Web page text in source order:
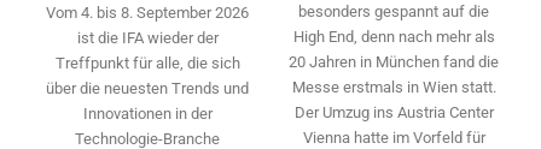
Vom 4. bis 8. September 2026
ist die IFA wieder der
Treffpunkt für alle, die sich
über die neuesten Trends und
Innovationen in der
Technologie-­Branche
besonders gespannt auf die
High End, denn nach mehr als
20 Jahren in München fand die
Messe erstmals in Wien statt.
Der Umzug ins Austria Center
Vienna hatte im Vorfeld für